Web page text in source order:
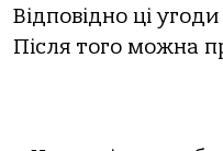
Відповідно ці
Після того можна